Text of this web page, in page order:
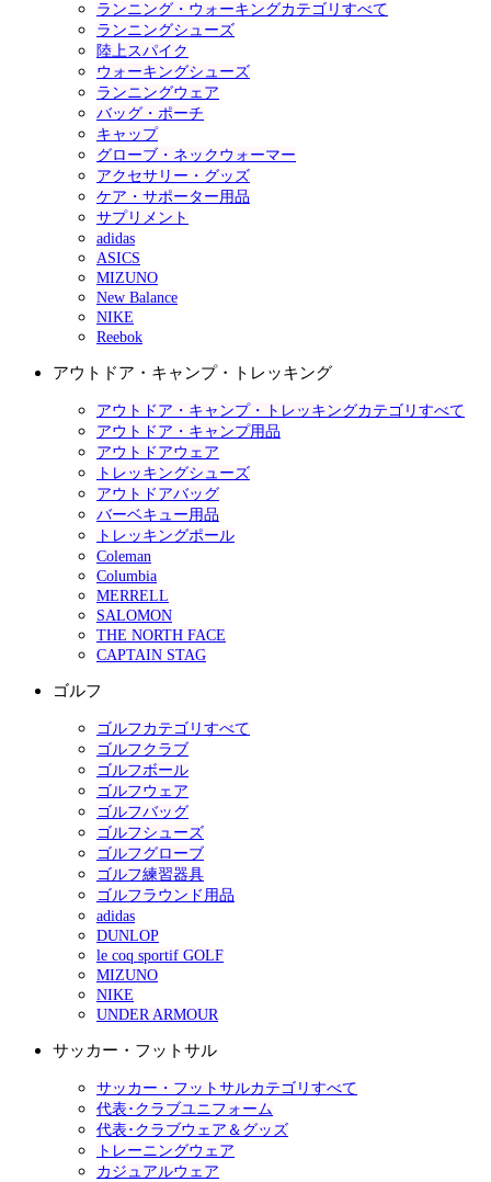
ランニング・ウォーキングカテゴリすべて
ランニングシューズ
陸上スパイク
ウォーキングシューズ
ランニングウェア
バッグ・ポーチ
キャップ
グローブ・ネックウォーマー
アクセサリー・グッズ
ケア・サポーター用品
サプリメント
adidas
ASICS
MIZUNO
New Balance
NIKE
Reebok
アウトドア・キャンプ・トレッキング
アウトドア・キャンプ・トレッキングカテゴリすべて
アウトドア・キャンプ用品
アウトドアウェア
トレッキングシューズ
アウトドアバッグ
バーベキュー用品
トレッキングポール
Coleman
Columbia
MERRELL
SALOMON
THE NORTH FACE
CAPTAIN STAG
ゴルフ
ゴルフカテゴリすべて
ゴルフクラブ
ゴルフボール
ゴルフウェア
ゴルフバッグ
ゴルフシューズ
ゴルフグローブ
ゴルフ練習器具
ゴルフラウンド用品
adidas
DUNLOP
le coq sportif GOLF
MIZUNO
NIKE
UNDER ARMOUR
サッカー・フットサル
サッカー・フットサルカテゴリすべて
代表･クラブユニフォーム
代表･クラブウェア＆グッズ
トレーニングウェア
カジュアルウェア